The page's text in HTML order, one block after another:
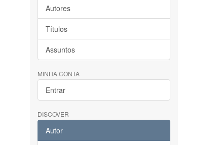
Autores
Títulos
Assuntos
MINHA CONTA
Entrar
DISCOVER
Autor